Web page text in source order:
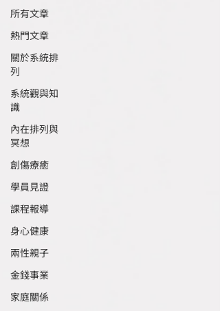
所有文章
熱門文章
關於系統排
列
系統觀與知
識
內在排列與
冥想
創傷療癒
學員見證
課程報導
身心健康
兩性親子
金錢事業
家庭關係